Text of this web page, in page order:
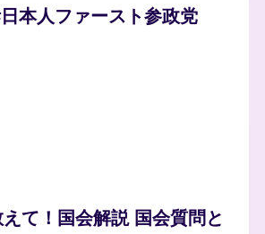
本人ファースト参政党
えて！国会解説 国会質問と